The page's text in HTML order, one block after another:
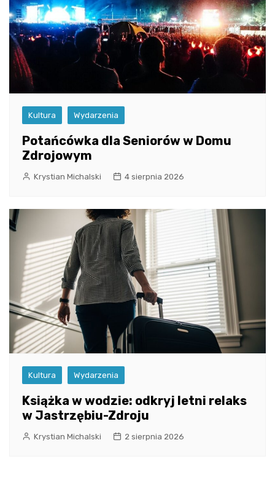
Kultura Wydarzenia
Potańcówka dla Seniorów w Domu
Zdrojowym
Krystian Michalski 4 sierpnia 2026
Kultura Wydarzenia
Książka w wodzie: odkryj letni relaks
w Jastrzębiu-Zdroju
Krystian Michalski 2 sierpnia 2026